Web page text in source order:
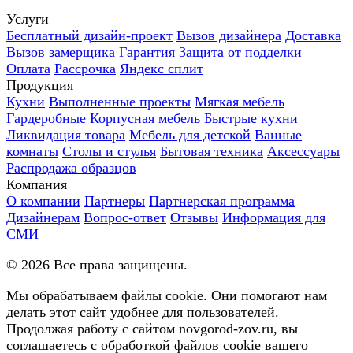
Услуги
Бесплатный дизайн-проект Вызов дизайнера Доставка
Вызов замерщика Гарантия Защита от подделки
Оплата Рассрочка Яндекс сплит
Продукция
Кухни Выполненные проекты Мягкая мебель
Гардеробные Корпусная мебель Быстрые кухни
Ликвидация товара Мебель для детской Ванные
комнаты Столы и стулья Бытовая техника Аксессуары
Распродажа образцов
Компания
О компании Партнеры Партнерская программа
Дизайнерам Вопрос-ответ Отзывы Информация для
СМИ
© 2026 Все права защищены.
Мы обрабатываем файлы cookie. Они помогают нам
делать этот сайт удобнее для пользователей.
Продолжая работу с сайтом novgorod-zov.ru, вы
соглашаетесь с обработкой файлов cookie вашего